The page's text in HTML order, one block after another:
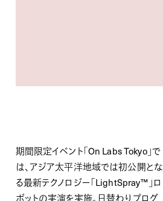
期間限定イベント「On Labs Tokyo」で
は、アジア太平洋地域では初公開とな
る最新テクノロジー「LightSpray™」ロ
ボットの実演を実施。日替わりプログ